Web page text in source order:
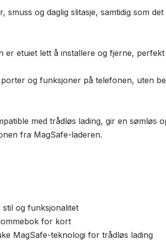
smuss og daglig slitasje, samtidig som
er etuiet lett å installere og fjerne,
og funksjoner på telefonen, uten
med trådløs lading, gir en sømløs
fra MagSafe-laderen.
stil og funksjonalitet
for kort
MagSafe-teknologi for trådløs lading